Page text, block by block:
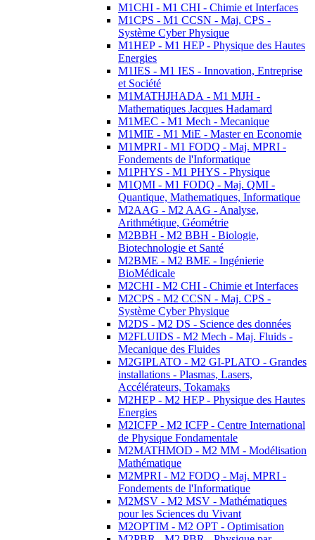
M1CHI - M1 CHI - Chimie et Interfaces
M1CPS - M1 CCSN - Maj. CPS -
Système Cyber Physique
M1HEP - M1 HEP - Physique des Hautes
Energies
M1IES - M1 IES - Innovation, Entreprise
et Société
M1MATHJHADA - M1 MJH -
Mathematiques Jacques Hadamard
M1MEC - M1 Mech - Mecanique
M1MIE - M1 MiE - Master en Economie
M1MPRI - M1 FODQ - Maj. MPRI -
Fondements de l'Informatique
M1PHYS - M1 PHYS - Physique
M1QMI - M1 FODQ - Maj. QMI -
Quantique, Mathematiques, Informatique
M2AAG - M2 AAG - Analyse,
Arithmétique, Géométrie
M2BBH - M2 BBH - Biologie,
Biotechnologie et Santé
M2BME - M2 BME - Ingénierie
BioMédicale
M2CHI - M2 CHI - Chimie et Interfaces
M2CPS - M2 CCSN - Maj. CPS -
Système Cyber Physique
M2DS - M2 DS - Science des données
M2FLUIDS - M2 Mech - Maj. Fluids -
Mecanique des Fluides
M2GIPLATO - M2 GI-PLATO - Grandes
installations - Plasmas, Lasers,
Accélérateurs, Tokamaks
M2HEP - M2 HEP - Physique des Hautes
Energies
M2ICFP - M2 ICFP - Centre International
de Physique Fondamentale
M2MATHMOD - M2 MM - Modélisation
Mathématique
M2MPRI - M2 FODQ - Maj. MPRI -
Fondements de l'Informatique
M2MSV - M2 MSV - Mathématiques
pour les Sciences du Vivant
M2OPTIM - M2 OPT - Optimisation